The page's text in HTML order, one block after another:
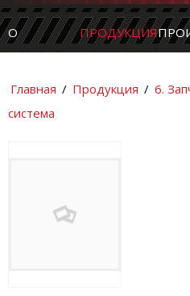
О ПРОДУКЦИЯ
Главная / Продукция / 6.
система